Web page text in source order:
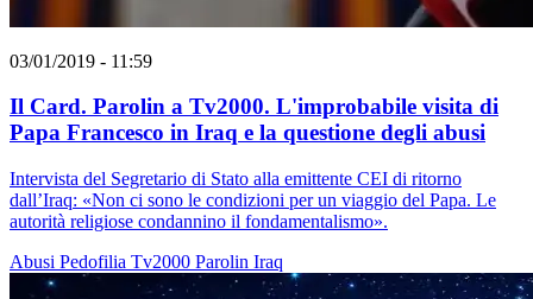
03/01/2019 - 11:59
Il Card. Parolin a Tv2000. L'improbabile visita di
Papa Francesco in Iraq e la questione degli abusi
Intervista del Segretario di Stato alla emittente CEI di ritorno
dall’Iraq: «Non ci sono le condizioni per un viaggio del Papa. Le
autorità religiose condannino il fondamentalismo».
Abusi Pedofilia Tv2000 Parolin Iraq